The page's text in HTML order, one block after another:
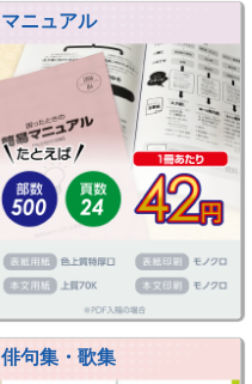
マニュアル
俳句集・歌集